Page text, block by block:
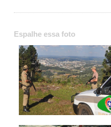
Espalhe essa foto